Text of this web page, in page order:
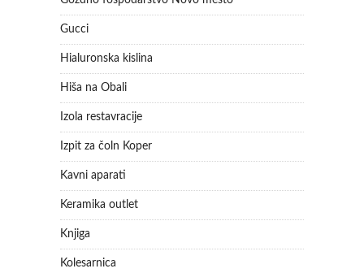
Gucci
Hialuronska kislina
Hiša na Obali
Izola restavracije
Izpit za čoln Koper
Kavni aparati
Keramika outlet
Knjiga
Kolesarnica